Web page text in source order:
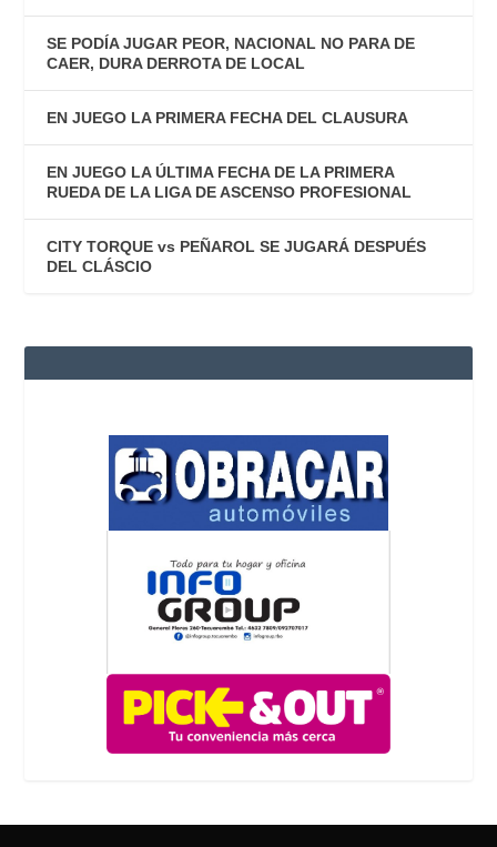
SE PODÍA JUGAR PEOR, NACIONAL NO PARA DE
CAER, DURA DERROTA DE LOCAL
EN JUEGO LA PRIMERA FECHA DEL CLAUSURA
EN JUEGO LA ÚLTIMA FECHA DE LA PRIMERA
RUEDA DE LA LIGA DE ASCENSO PROFESIONAL
CITY TORQUE vs PEÑAROL SE JUGARÁ DESPUÉS
DEL CLÁSCIO